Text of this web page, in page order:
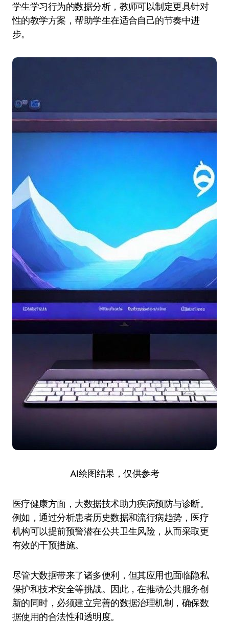
学生学习行为的数据分析，教师可以制定更具针对
性的教学方案，帮助学生在适合自己的节奏中进
步。
AI绘图结果，仅供参考
医疗健康方面，大数据技术助力疾病预防与诊断。
例如，通过分析患者历史数据和流行病趋势，医疗
机构可以提前预警潜在公共卫生风险，从而采取更
有效的干预措施。
尽管大数据带来了诸多便利，但其应用也面临隐私
保护和技术安全等挑战。因此，在推动公共服务创
新的同时，必须建立完善的数据治理机制，确保数
据使用的合法性和透明度。